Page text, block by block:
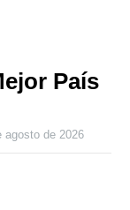
País
agosto de 2026